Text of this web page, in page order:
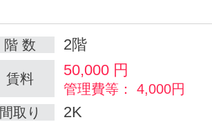
階 数 2階
賃料 50,000 円
管理費等： 4,000円
間取り
2K